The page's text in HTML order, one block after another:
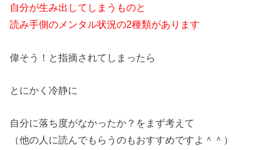
自分が生み出してしまうものと
読み手側のメンタル状況の2種類があります
偉そう！と指摘されてしまったら
とにかく冷静に
自分に落ち度がなかったか？をまず考えて
（他の人に読んでもらうのもおすすめですよ＾＾）